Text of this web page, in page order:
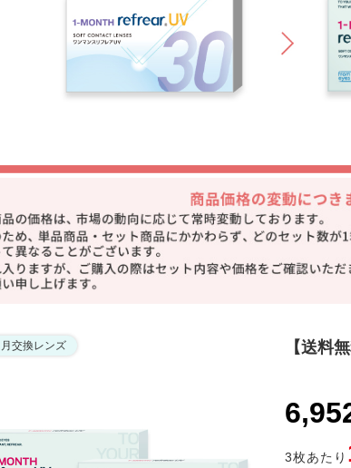
交換レンズ 【送料
3枚あたり